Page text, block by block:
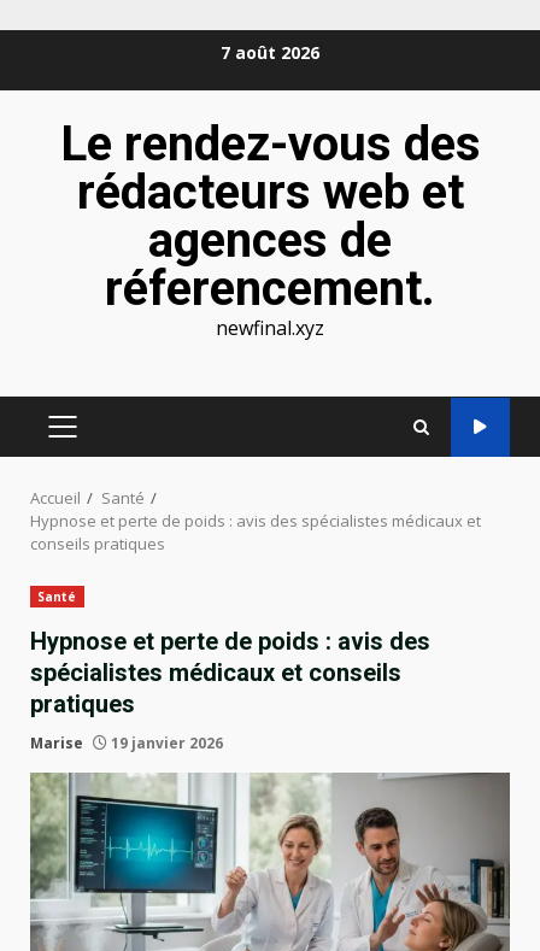
7 août 2026
Le rendez-vous des
rédacteurs web et
agences de
réferencement.
newfinal.xyz
MENU
Accueil
Santé
Hypnose et perte de poids : avis des spécialistes médicaux et
conseils pratiques
Santé
Hypnose et perte de poids : avis des
spécialistes médicaux et conseils
pratiques
Marise 19 janvier 2026